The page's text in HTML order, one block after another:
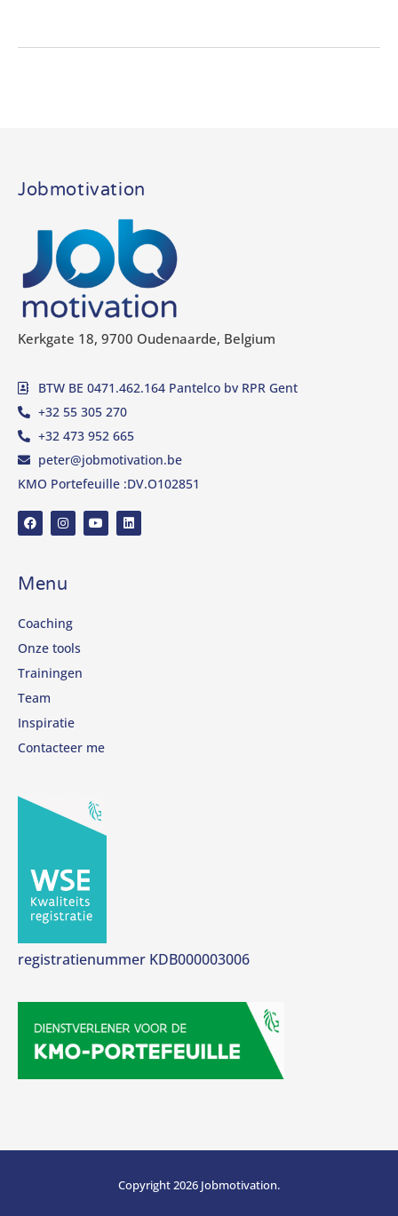
Jobmotivation
Kerkgate 18, 9700 Oudenaarde, Belgium
BTW BE 0471.462.164 Pantelco bv RPR Gent
+32 55 305 270
+32 473 952 665
peter@jobmotivation.be
KMO Portefeuille :DV.O102851
Menu
Coaching
Onze tools
Trainingen
Team
Inspiratie
Contacteer me
registratienummer KDB000003006
Copyright 2026 Jobmotivation.